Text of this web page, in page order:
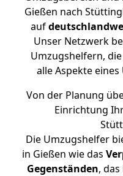
Gießen nach
auf
Unser Netzwerk
Umzugshelfern,
alle Aspekte
Von der Planung
Einrichtung
Die Umzugshelfer
in Gießen wie das
Gegenständen,